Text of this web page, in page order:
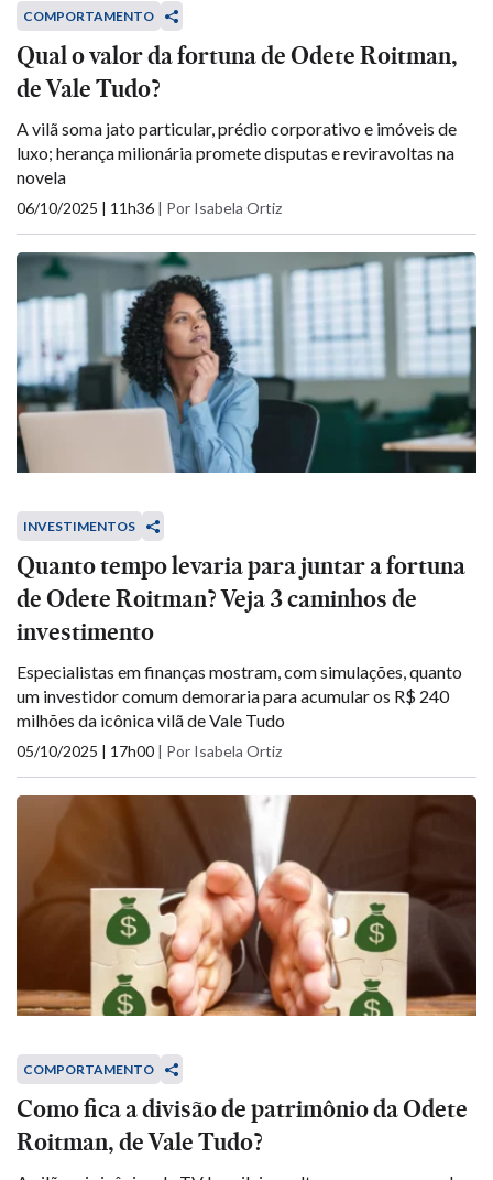
COMPORTAMENTO
Qual o valor da fortuna de Odete Roitman,
de Vale Tudo?
A vilã soma jato particular, prédio corporativo e imóveis de
luxo; herança milionária promete disputas e reviravoltas na
novela
06/10/2025 | 11h36 | Por Isabela Ortiz
INVESTIMENTOS
Quanto tempo levaria para juntar a fortuna
de Odete Roitman? Veja 3 caminhos de
investimento
Especialistas em finanças mostram, com simulações, quanto
um investidor comum demoraria para acumular os R$ 240
milhões da icônica vilã de Vale Tudo
05/10/2025 | 17h00 | Por Isabela Ortiz
COMPORTAMENTO
Como fica a divisão de patrimônio da Odete
Roitman, de Vale Tudo?